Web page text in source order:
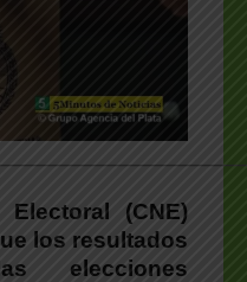
(CNE)
los resultados
elecciones